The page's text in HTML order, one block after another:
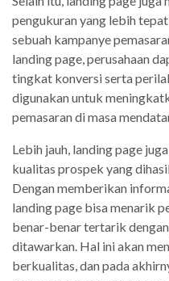
pengukuran yang lebih
sebuah kampanye
landing page, perusahaan
tingkat konversi serta
digunakan untuk
pemasaran di masa
Lebih jauh, landing page
kualitas prospek yang
Dengan memberikan
landing page bisa menarik
benar-benar tertarik
ditawarkan. Hal ini akan
berkualitas, dan pada